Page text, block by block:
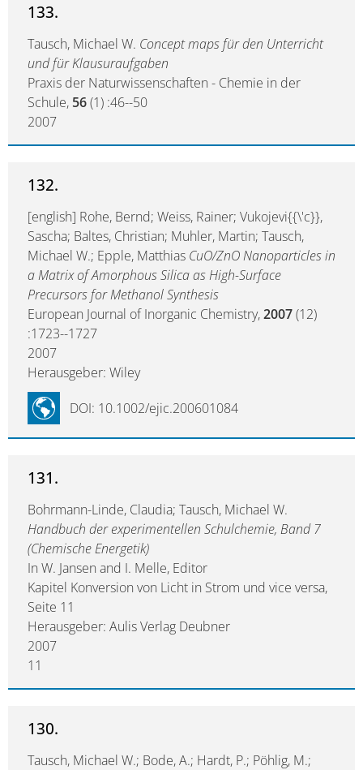
133.
Tausch, Michael W. Concept maps für den Unterricht
und für Klausuraufgaben
Praxis der Naturwissenschaften - Chemie in der
Schule, 56(1) :46--50
2007
132.
[english] Rohe, Bernd; Weiss, Rainer; Vukojevi{{\'c}},
Sascha; Baltes, Christian; Muhler, Martin; Tausch,
Michael W.; Epple, Matthias CuO/ZnO Nanoparticles in
a Matrix of Amorphous Silica as High-Surface
Precursors for Methanol Synthesis
European Journal of Inorganic Chemistry,2007(12)
:1723--1727
2007
Herausgeber: Wiley
DOI: 10.1002/ejic.200601084
131.
Bohrmann-Linde, Claudia; Tausch, Michael W.
Handbuch der experimentellen Schulchemie, Band 7
(Chemische Energetik)
In W. Jansen and I. Melle, Editor
Kapitel Konversion von Licht in Strom und vice versa,
Seite 11
Herausgeber: Aulis Verlag Deubner
2007
11
130.
Tausch, Michael W.; Bode, A.; Hardt, P.; Pöhlig, M.;